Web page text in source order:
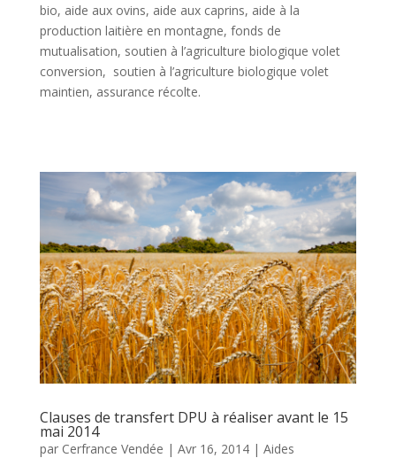
bio, aide aux ovins, aide aux caprins, aide à la
production laitière en montagne, fonds de
mutualisation, soutien à l’agriculture biologique volet
conversion, soutien à l’agriculture biologique volet
maintien, assurance récolte.
Clauses de transfert DPU à réaliser avant le 15
mai 2014
par Cerfrance Vendée | Avr 16, 2014| Aides